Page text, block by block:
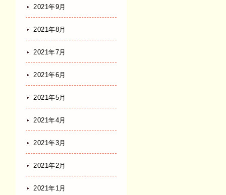
2021年9月
2021年8月
2021年7月
2021年6月
2021年5月
2021年4月
2021年3月
2021年2月
2021年1月